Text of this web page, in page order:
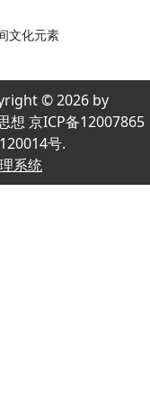
文化元素
© 2026 by
想 京ICP备12007865
号.
系统